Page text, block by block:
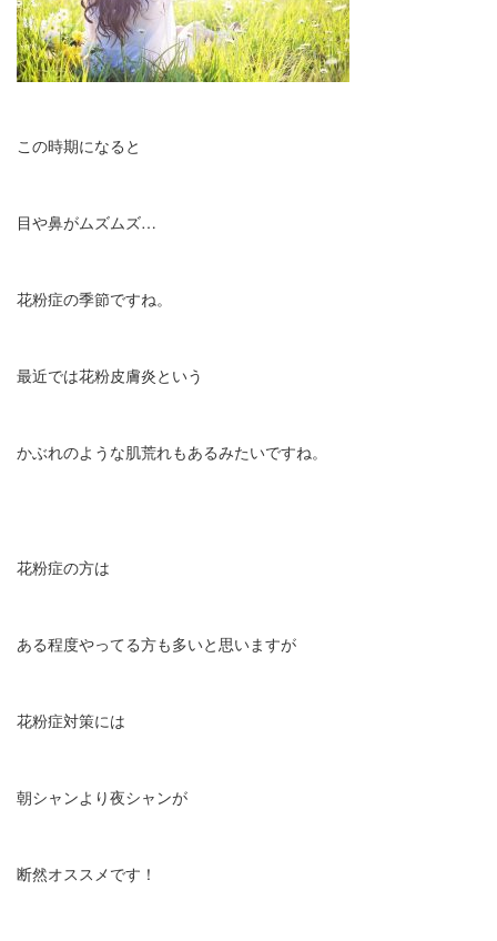
この時期になると
目や鼻がムズムズ…
花粉症の季節ですね。
最近では花粉皮膚炎という
かぶれのような肌荒れもあるみたいですね。
花粉症の方は
ある程度やってる方も多いと思いますが
花粉症対策には
朝シャンより夜シャンが
断然オススメです！